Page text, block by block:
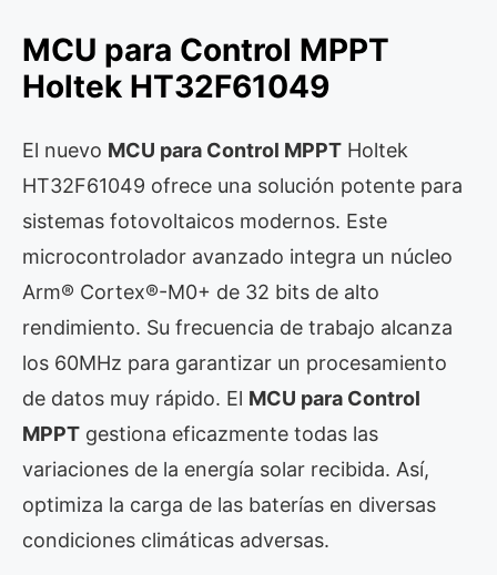
MCU para Control MPPT
Holtek HT32F61049
El nuevo MCU para Control MPPT Holtek
HT32F61049 ofrece una solución potente para
sistemas fotovoltaicos modernos. Este
microcontrolador avanzado integra un núcleo
Arm® Cortex®-M0+ de 32 bits de alto
rendimiento. Su frecuencia de trabajo alcanza
los 60MHz para garantizar un procesamiento
de datos muy rápido. El MCU para Control
MPPT gestiona eficazmente todas las
variaciones de la energía solar recibida. Así,
optimiza la carga de las baterías en diversas
condiciones climáticas adversas.